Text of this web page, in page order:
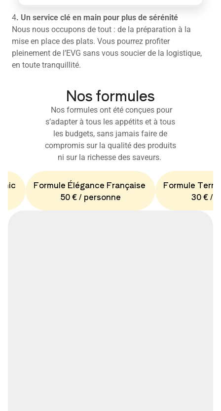
4. Un service clé en main pour plus de sérénité
Nous nous occupons de tout : de la préparation à la
mise en place des plats. Vous pourrez profiter
pleinement de l’EVG sans vous soucier de la logistique,
en toute tranquillité.
Nos formules
Nos formules ont été conçues pour
s’adapter à tous les appétits et à tous
les budgets, sans jamais faire de
compromis sur la qualité des produits
ni sur la richesse des saveurs.
Formule Élégance Française
50 € / personne
Formule
30 € /